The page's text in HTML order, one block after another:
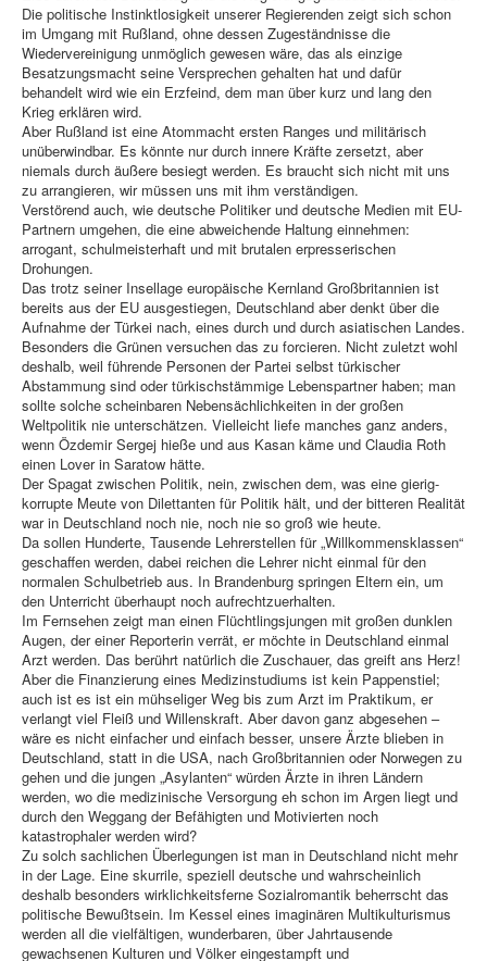
Die politische Instinktlosigkeit unserer Regierenden zeigt sich schon
im Umgang mit Rußland, ohne dessen Zugeständnisse die
Wiedervereinigung unmöglich gewesen wäre, das als einzige
Besatzungsmacht seine Versprechen gehalten hat und dafür
behandelt wird wie ein Erzfeind, dem man über kurz und lang den
Krieg erklären wird.
Aber Rußland ist eine Atommacht ersten Ranges und militärisch
unüberwindbar. Es könnte nur durch innere Kräfte zersetzt, aber
niemals durch äußere besiegt werden. Es braucht sich nicht mit uns
zu arrangieren, wir müssen uns mit ihm verständigen.
Verstörend auch, wie deutsche Politiker und deutsche Medien mit EU-
Partnern umgehen, die eine abweichende Haltung einnehmen:
arrogant, schulmeisterhaft und mit brutalen erpresserischen
Drohungen.
Das trotz seiner Insellage europäische Kernland Großbritannien ist
bereits aus der EU ausgestiegen, Deutschland aber denkt über die
Aufnahme der Türkei nach, eines durch und durch asiatischen Landes.
Besonders die Grünen versuchen das zu forcieren. Nicht zuletzt wohl
deshalb, weil führende Personen der Partei selbst türkischer
Abstammung sind oder türkischstämmige Lebenspartner haben; man
sollte solche scheinbaren Nebensächlichkeiten in der großen
Weltpolitik nie unterschätzen. Vielleicht liefe manches ganz anders,
wenn Özdemir Sergej hieße und aus Kasan käme und Claudia Roth
einen Lover in Saratow hätte.
Der Spagat zwischen Politik, nein, zwischen dem, was eine gierig-
korrupte Meute von Dilettanten für Politik hält, und der bitteren Realität
war in Deutschland noch nie, noch nie so groß wie heute.
Da sollen Hunderte, Tausende Lehrerstellen für „Willkommensklassen“
geschaffen werden, dabei reichen die Lehrer nicht einmal für den
normalen Schulbetrieb aus. In Brandenburg springen Eltern ein, um
den Unterricht überhaupt noch aufrechtzuerhalten.
Im Fernsehen zeigt man einen Flüchtlingsjungen mit großen dunklen
Augen, der einer Reporterin verrät, er möchte in Deutschland einmal
Arzt werden. Das berührt natürlich die Zuschauer, das greift ans Herz!
Aber die Finanzierung eines Medizinstudiums ist kein Pappenstiel;
auch ist es ist ein mühseliger Weg bis zum Arzt im Praktikum, er
verlangt viel Fleiß und Willenskraft. Aber davon ganz abgesehen –
wäre es nicht einfacher und einfach besser, unsere Ärzte blieben in
Deutschland, statt in die USA, nach Großbritannien oder Norwegen zu
gehen und die jungen „Asylanten“ würden Ärzte in ihren Ländern
werden, wo die medizinische Versorgung eh schon im Argen liegt und
durch den Weggang der Befähigten und Motivierten noch
katastrophaler werden wird?
Zu solch sachlichen Überlegungen ist man in Deutschland nicht mehr
in der Lage. Eine skurrile, speziell deutsche und wahrscheinlich
deshalb besonders wirklichkeitsferne Sozialromantik beherrscht das
politische Bewußtsein. Im Kessel eines imaginären Multikulturismus
werden all die vielfältigen, wunderbaren, über Jahrtausende
gewachsenen Kulturen und Völker eingestampft und